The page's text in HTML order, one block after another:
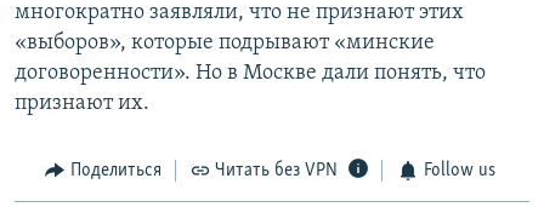
многократно заявляли, что не признают этих
«выборов», которые подрывают «минские
договоренности». Но в Москве дали понять, что
признают их.
Поделиться Читать без VPN Follow us